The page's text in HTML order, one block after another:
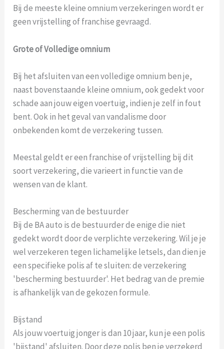
Bij de meeste kleine omnium verzekeringen wordt er
geen vrijstelling of franchise gevraagd.
Grote of Volledige omnium
Bij het afsluiten van een volledige omnium ben je,
naast bovenstaande kleine omnium, ook gedekt voor
schade aan jouw eigen voertuig, indien je zelf in fout
bent. Ook in het geval van vandalisme door
onbekenden komt de verzekering tussen.
Meestal geldt er een franchise of vrijstelling bij dit
soort verzekering, die varieert in functie van de
wensen van de klant.
Bescherming van de bestuurder
Bij de BA auto is de bestuurder de enige die niet
gedekt wordt door de verplichte verzekering. Wil je je
wel verzekeren tegen lichamelijke letsels, dan dien je
een specifieke polis af te sluiten: de verzekering
'bescherming bestuurder'. Het bedrag van de premie
is afhankelijk van de gekozen formule.
Bijstand
Als jouw voertuig jonger is dan 10 jaar, kun je een polis
'bijstand' afsluiten. Door deze polis ben je verzekerd